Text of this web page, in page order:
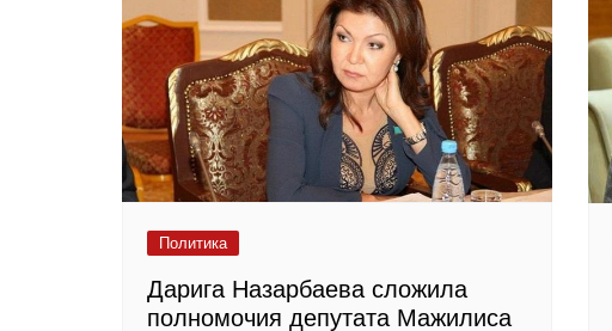
Политика
Дарига Назарбаева сложила
полномочия депутата Мажилиса